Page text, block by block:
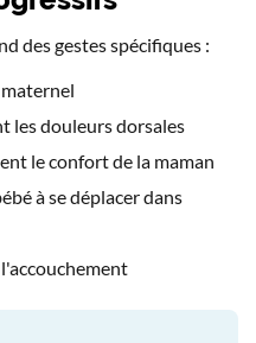
des gestes spécifiques :
les douleurs dorsales
le confort de la maman
à se déplacer dans